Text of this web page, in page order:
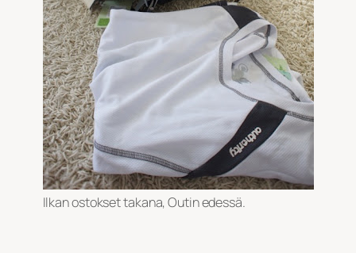
Ilkan ostokset takana, Outin edessä.